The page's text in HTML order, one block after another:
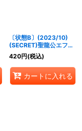
〔状態B〕(2023/10)
(SECRET)聖龍公エファ
メラ・ティルノーグ
【M-SEC】{BS65-
057}《黄》
420円(税込)
カートに入れる